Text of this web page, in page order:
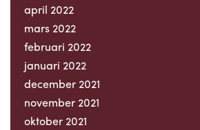
april 2022
mars 2022
februari 2022
januari 2022
december 2021
november 2021
oktober 2021